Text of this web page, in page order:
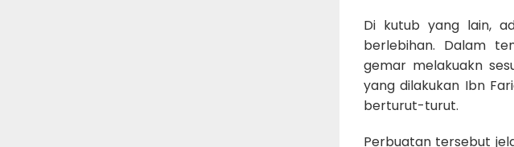
Di kutub yang lain,
berlebihan. Dalam
gemar melakuakn
yang dilakukan Ibn
berturut-turut.
Perbuatan tersebut